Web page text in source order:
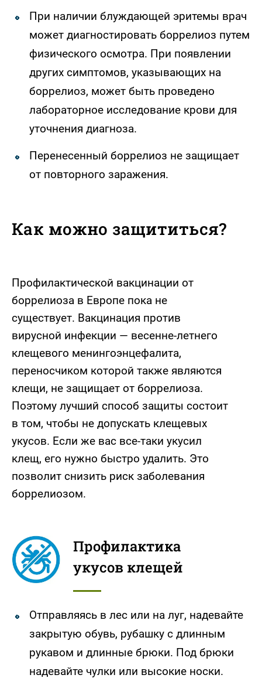
При наличии блуждающей эритемы врач
может диагностировать боррелиоз путем
физического осмотра. При появлении
других симптомов, указывающих на
боррелиоз, может быть проведено
лабораторное исследование крови для
уточнения диагноза.
Перенесенный боррелиоз не защищает
от повторного заражения.
Как можно защититься?
Профилактической вакцинации от
боррелиоза в Европе пока не
существует. Вакцинация против
вирусной инфекции — весенне-летнего
клещевого менингоэнцефалита,
переносчиком которой также являются
клещи, не защищает от боррелиоза.
Поэтому лучший способ защиты состоит
в том, чтобы не допускать клещевых
укусов. Если же вас все-таки укусил
клещ, его нужно быстро удалить. Это
позволит снизить риск заболевания
боррелиозом.
Профилактика
укусов клещей
Отправляясь в лес или на луг, надевайте
закрытую обувь, рубашку с длинным
рукавом и длинные брюки. Под брюки
надевайте чулки или высокие носки.